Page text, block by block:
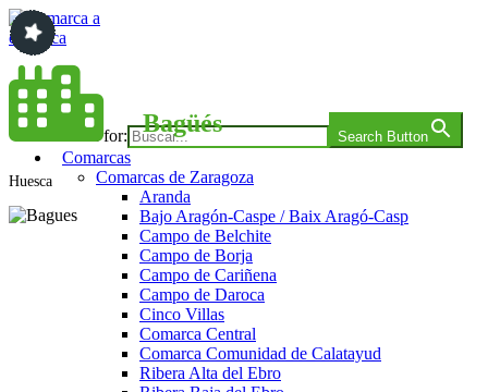
Saltar
al
contenido
Comarca a comarca
Search for: Search Button
Comarcas
Comarcas de Zaragoza
Aranda
Bajo Aragón-Caspe / Baix Aragó-Casp
Campo de Belchite
Campo de Borja
Campo de Cariñena
Campo de Daroca
Cinco Villas
Comarca Central
Comarca Comunidad de Calatayud
Ribera Alta del Ebro
Bagüés
Huesca